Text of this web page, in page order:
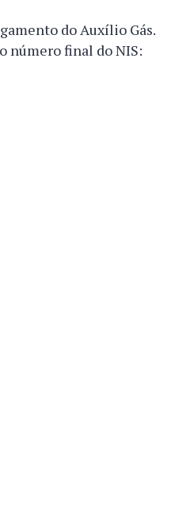
do Auxílio Gás.
número final do NIS: